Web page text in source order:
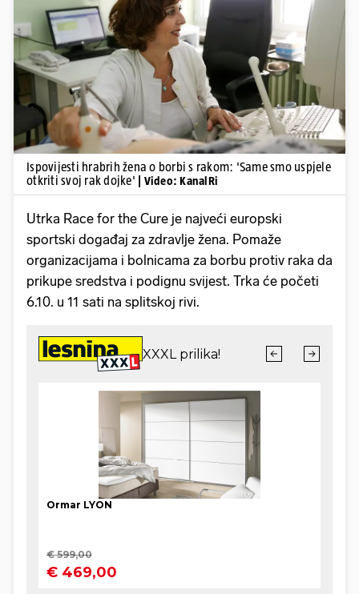
Pokretanje videa...
Ispovijesti hrabrih žena o borbi s rakom: 'Same smo uspjele
otkriti svoj rak dojke'
| Video: KanalRi
Utrka Race for the Cure je najveći europski
sportski događaj za zdravlje žena. Pomaže
organizacijama i bolnicama za borbu protiv raka da
prikupe sredstva i podignu svijest. Trka će početi
6.10. u 11 sati na splitskoj rivi.